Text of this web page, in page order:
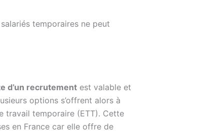
temporaires ne peut
d’un recrutement est valable et
options s’offrent alors à
travail temporaire (ETT). Cette
en France car elle offre de